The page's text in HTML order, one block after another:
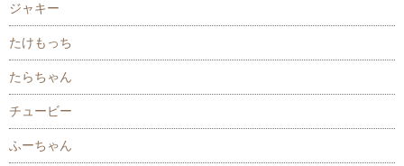
ジャキー
たけもっち
たらちゃん
チュービー
ふーちゃん